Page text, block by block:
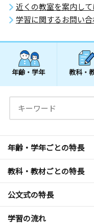
近くの教室を案内し
学習に関するお問い
年齢・学年 教科・
年齢・学年ごとの特長
教科・教材ごとの特長
公文式の特長
学習の流れ